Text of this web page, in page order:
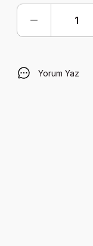
Yorum Yaz